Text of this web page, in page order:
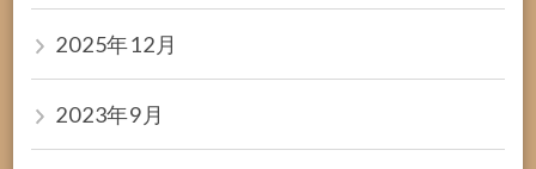
2025年12月
2023年9月